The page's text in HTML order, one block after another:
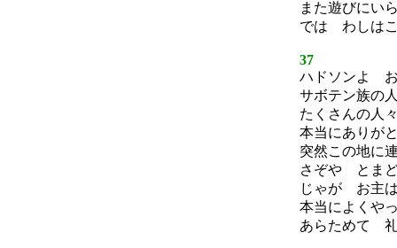
また遊びにい
では わしは
37
ハドソンよ
サボテン族の
たくさんの人
本当にありが
突然この地に
さぞや とま
じゃが お主
本当によくや
あらためて